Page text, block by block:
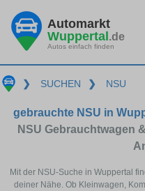
Automarkt
Wuppertal.de
Autos einfach finden
❯ SUCHEN ❯ NSU
gebrauchte NSU in
NSU Gebrauchtwagen
Mit der NSU-Suche in Wuppertal
deiner Nähe. Ob Kleinwagen,